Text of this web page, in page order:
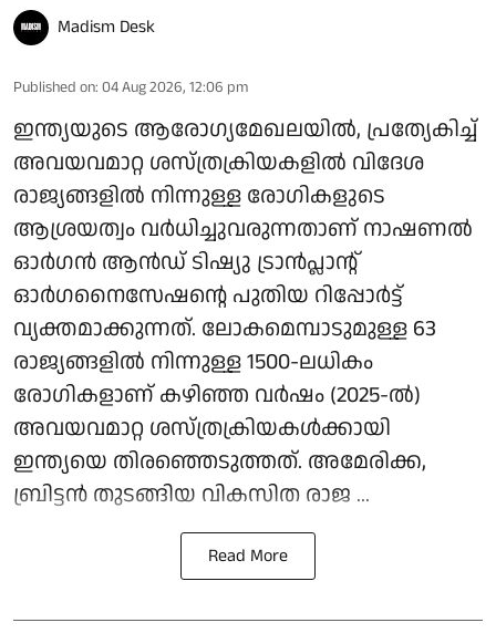
Madism Desk
Published on: 04 Aug 2026, 12:06 pm
ഇന്ത്യയുടെ ആരോഗ്യമേഖലയിൽ, പ്രത്യേകിച്ച്
അവയവമാറ്റ ശസ്ത്രക്രിയകളിൽ വിദേശ
രാജ്യങ്ങളിൽ നിന്നുള്ള രോഗികളുടെ
ആശ്രയത്വം വർധിച്ചുവരുന്നതാണ് നാഷണൽ
ഓർഗൻ ആൻഡ് ടിഷ്യു ട്രാൻപ്ലാന്റ്
ഓർഗനൈസേഷന്റെ പുതിയ റിപ്പോർട്ട്
വ്യക്തമാക്കുന്നത്. ലോകമെമ്പാടുമുള്ള 63
രാജ്യങ്ങളിൽ നിന്നുള്ള 1500-ലധികം
രോഗികളാണ് കഴിഞ്ഞ വർഷം (2025-ൽ)
അവയവമാറ്റ ശസ്ത്രക്രിയകൾക്കായി
ഇന്ത്യയെ തിരഞ്ഞെടുത്തത്. അമേരിക്ക,
ബ്രിട്ടൻ തുടങ്ങിയ വികസിത രാജ ...
Read More